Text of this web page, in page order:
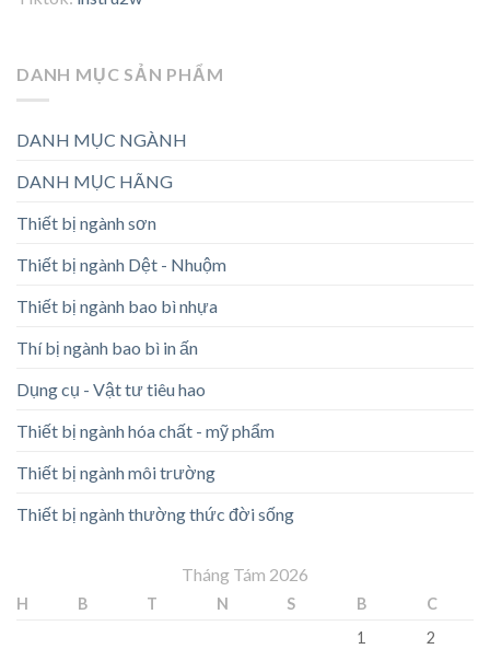
DANH MỤC SẢN PHẨM
DANH MỤC NGÀNH
DANH MỤC HÃNG
Thiết bị ngành sơn
Thiết bị ngành Dệt - Nhuộm
Thiết bị ngành bao bì nhựa
Thí bị ngành bao bì in ấn
Dụng cụ - Vật tư tiêu hao
Thiết bị ngành hóa chất - mỹ phẩm
Thiết bị ngành môi trường
Thiết bị ngành thường thức đời sống
Tháng Tám 2026
H B T N S B
C
1
2